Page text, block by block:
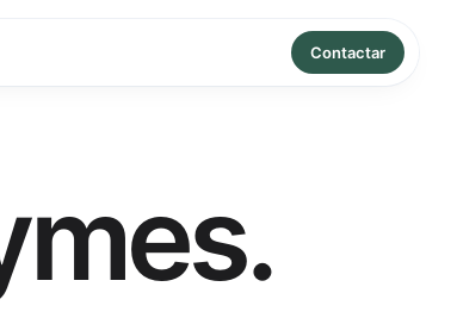
Contactar
.